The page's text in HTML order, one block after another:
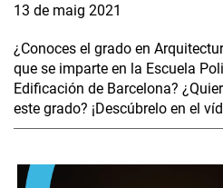
13 de maig 2021
¿Conoces el grado en
que se imparte en la Escuela
Edificación de Barcelona?
este grado? ¡Descúbrelo en el